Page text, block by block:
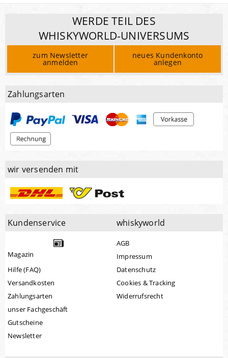
WERDE TEIL DES
WHISKYWORLD-UNIVERSUMS
zum Newsletter
anmelden
neues Kundenkonto
anlegen
Zahlungsarten
wir versenden mit
Kundenservice
Magazin
Hilfe (FAQ)
Versandkosten
Zahlungsarten
unser Fachgeschäft
Gutscheine
Newsletter
whiskyworld
AGB
Impressum
Datenschutz
Cookies & Tracking
Widerrufsrecht